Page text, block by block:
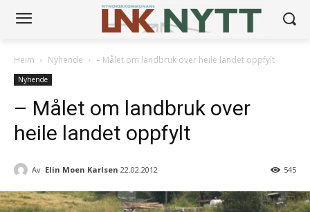
Heim Nyhende – Målet om landbruk over heile landet oppfylt
Nyhende
– Målet om landbruk over
heile landet oppfylt
Av Elin Moen Karlsen 22.02.2012 545